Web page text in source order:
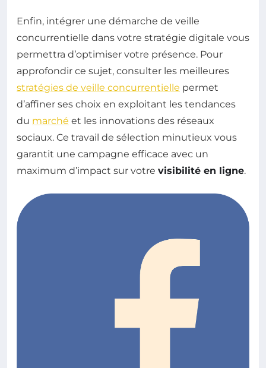
Enfin, intégrer une démarche de veille
concurrentielle dans votre stratégie digitale vous
permettra d’optimiser votre présence. Pour
approfondir ce sujet, consulter les meilleures
stratégies de veille concurrentielle permet
d’affiner ses choix en exploitant les tendances
du marché et les innovations des réseaux
sociaux. Ce travail de sélection minutieux vous
garantit une campagne efficace avec un
maximum d’impact sur votre visibilité en ligne.